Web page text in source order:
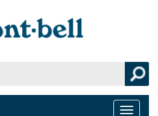
Toggle